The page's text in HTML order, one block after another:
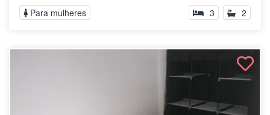
Para mulheres 3 2